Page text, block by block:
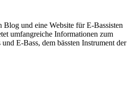
und eine Website für E-Bassisten
umfangreiche Informationen zum
E-Bass, dem bässten Instrument der